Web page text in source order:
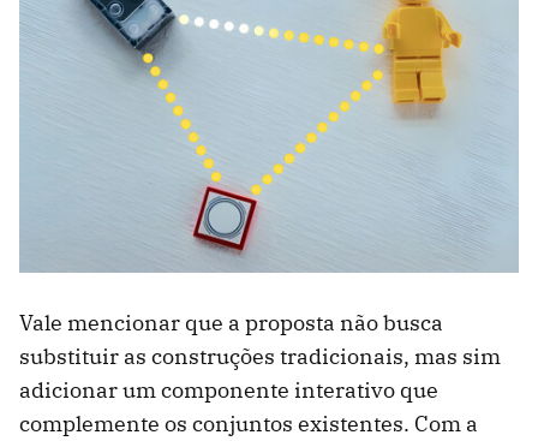
Vale mencionar que a proposta não busca
substituir as construções tradicionais, mas sim
adicionar um componente interativo que
complemente os conjuntos existentes. Com a